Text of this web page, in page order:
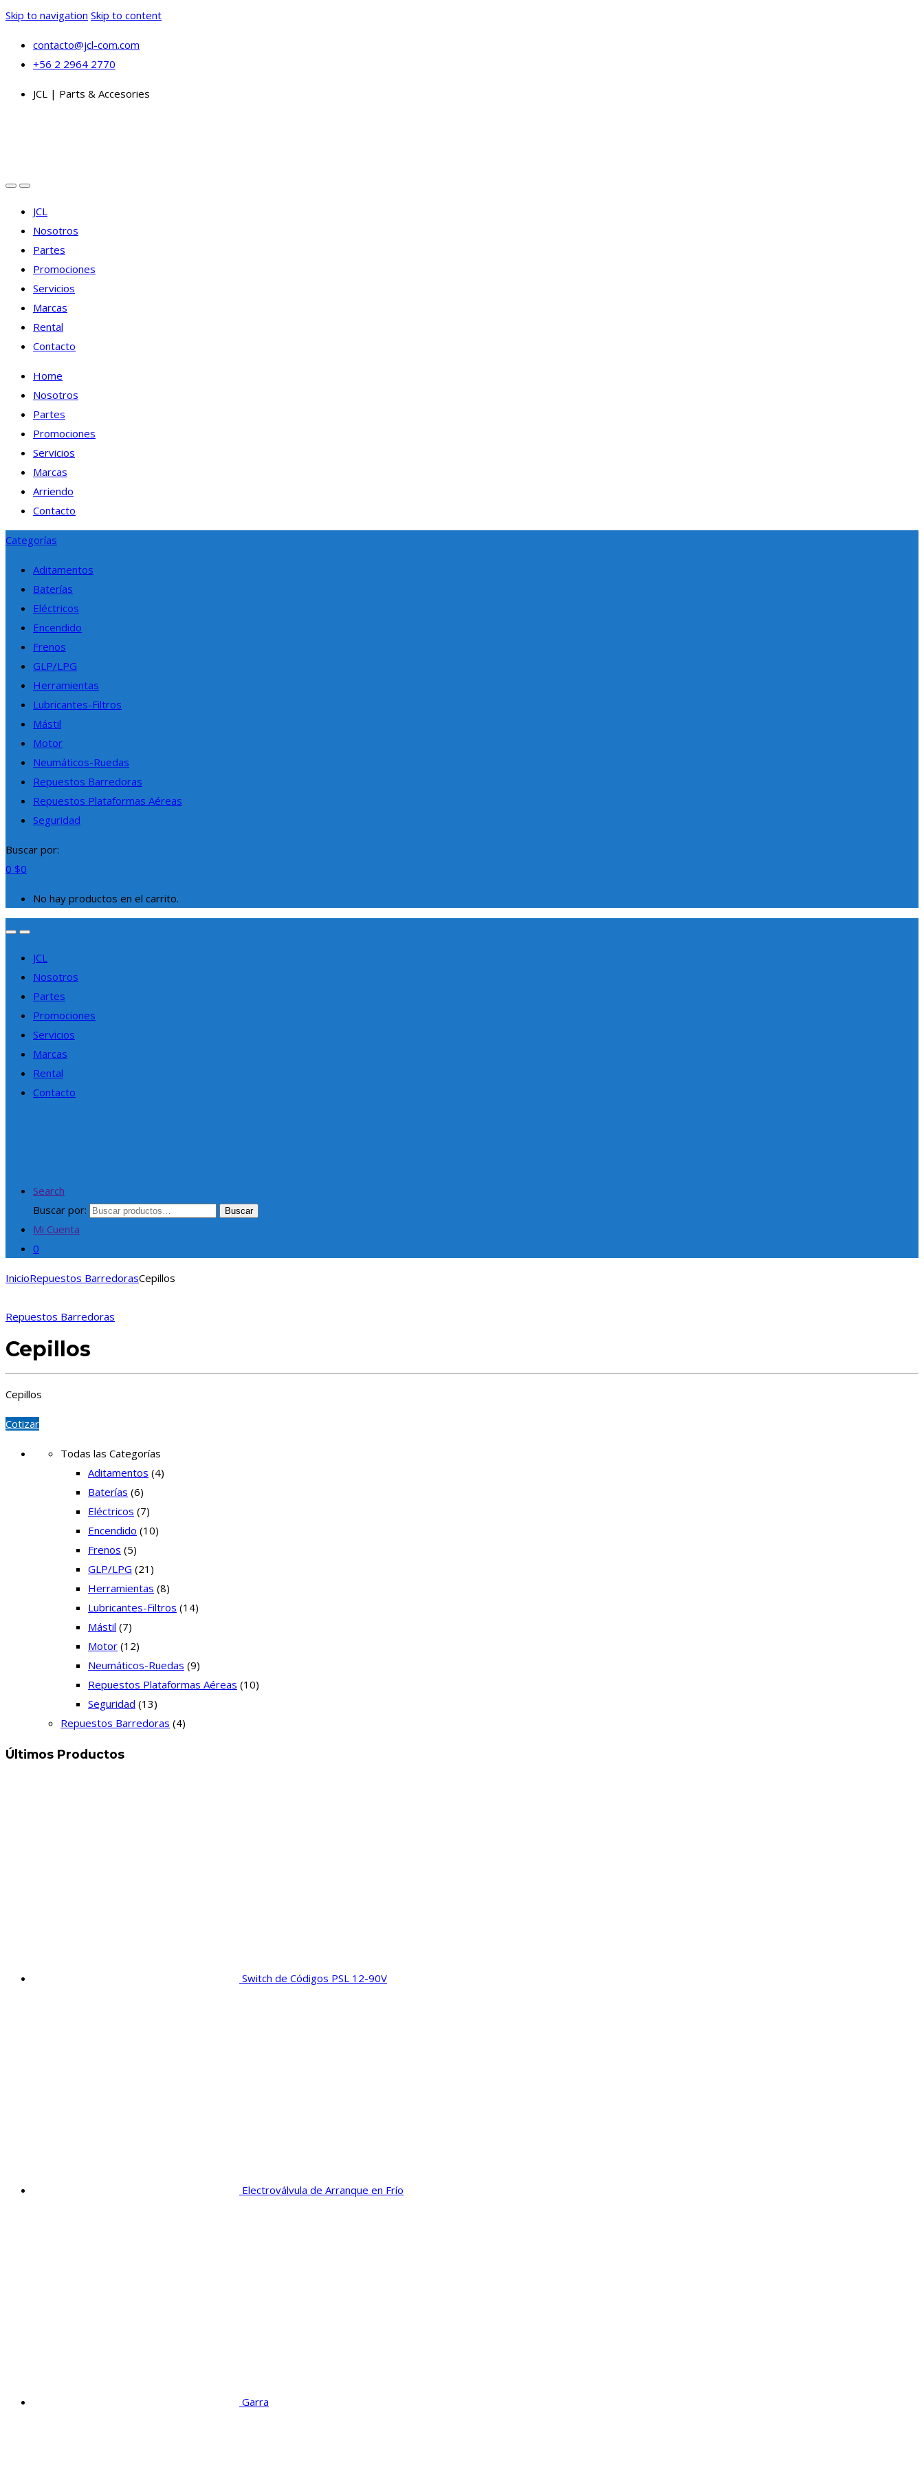
Skip to navigation Skip to content
contacto@jcl-com.com
+56 2 2964 2770
JCL | Parts & Accesories
JCL
Nosotros
Partes
Promociones
Servicios
Marcas
Rental
Contacto
Home
Nosotros
Partes
Promociones
Servicios
Marcas
Arriendo
Contacto
Categorías
Aditamentos
Baterías
Eléctricos
Encendido
Frenos
GLP/LPG
Herramientas
Lubricantes-Filtros
Mástil
Motor
Neumáticos-Ruedas
Repuestos Barredoras
Repuestos Plataformas Aéreas
Seguridad
Buscar por:
0 $0
No hay productos en el carrito.
JCL
Nosotros
Partes
Promociones
Servicios
Marcas
Rental
Contacto
Search
Buscar por:
Buscar
Mi Cuenta
0
InicioRepuestos BarredorasCepillos
Repuestos Barredoras
Cepillos
Cepillos
Cotizar
Todas las Categorías
Aditamentos (4)
Baterías (6)
Eléctricos (7)
Encendido (10)
Frenos (5)
GLP/LPG (21)
Herramientas (8)
Lubricantes-Filtros (14)
Mástil (7)
Motor (12)
Neumáticos-Ruedas (9)
Repuestos Plataformas Aéreas (10)
Seguridad (13)
Repuestos Barredoras (4)
Últimos Productos
Switch de Códigos PSL 12-90V
Electroválvula de Arranque en Frío
Garra